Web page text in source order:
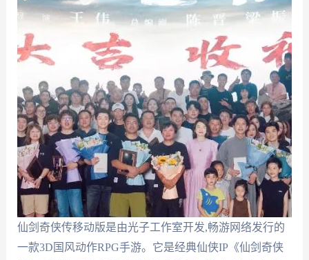
仙剑奇侠传移动版是由光子工作室开发,畅游网络发行的
一款3D国风动作RPG手游。它是经典仙侠IP《仙剑奇侠